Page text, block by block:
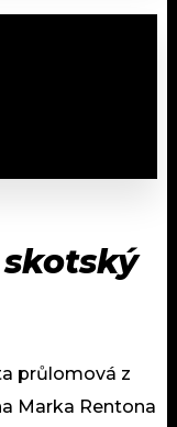
průlomová z
Marka Rentona